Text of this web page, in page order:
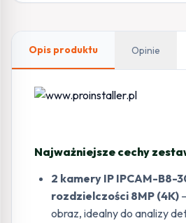
Opis produktu Opinie
Najważniejsze cechy
2 kamery IP IPCAM-B8-
rozdzielczości 8MP (4K)
obraz, idealny do analizy